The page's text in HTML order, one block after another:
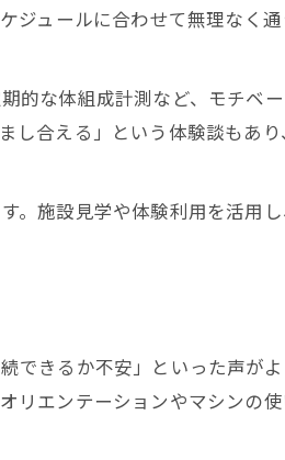
ジュールに合わせて無理なく通
的な体組成計測など、モチベ
し合える」という体験談もあり
。施設見学や体験利用を活用
できるか不安」といった声が
リエンテーションやマシンの